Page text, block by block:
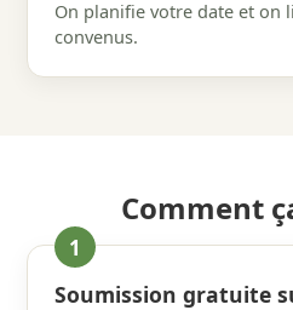
On planifie votre date et on
convenus.
Comment
Soumission gratuite